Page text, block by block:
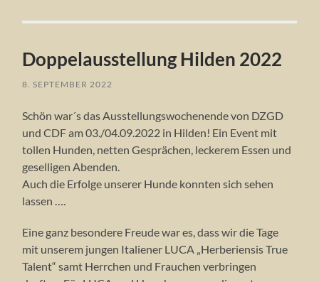
Doppelausstellung Hilden 2022
8. SEPTEMBER 2022
Schön war´s das Ausstellungswochenende von DZGD
und CDF am 03./04.09.2022 in Hilden! Ein Event mit
tollen Hunden, netten Gesprächen, leckerem Essen und
geselligen Abenden.
Auch die Erfolge unserer Hunde konnten sich sehen
lassen ….
Eine ganz besondere Freude war es, dass wir die Tage
mit unserem jungen Italiener LUCA „Herberiensis True
Talent“ samt Herrchen und Frauchen verbringen